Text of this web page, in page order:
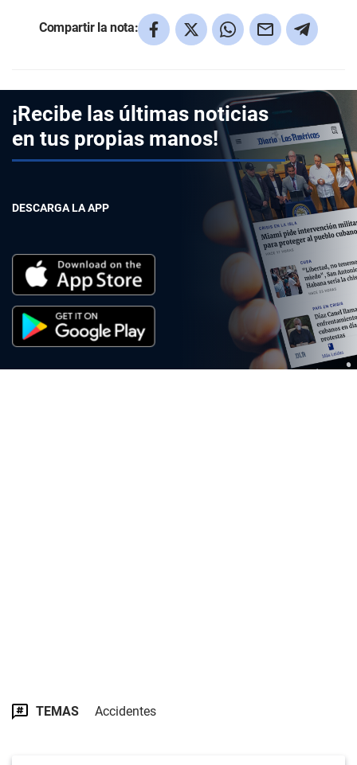
Compartir la nota:
¡Recibe las últimas noticias
en tus propias manos!
DESCARGA LA APP
TEMAS Accidentes